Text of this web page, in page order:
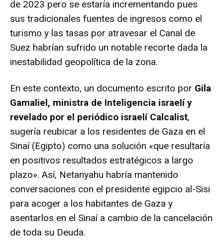
de 2023 pero se estaría incrementando pues
sus tradicionales fuentes de ingresos como el
turismo y las tasas por atravesar el Canal de
Suez habrían sufrido un notable recorte dada la
inestabilidad geopolítica de la zona.
En este contexto, un documento escrito por Gila
Gamaliel, ministra de Inteligencia israelí y
revelado por el periódico israelí Calcalist,
sugería reubicar a los residentes de Gaza en el
Sinaí (Egipto) como una solución «que resultaría
en positivos resultados estratégicos a largo
plazo». Así, Netanyahu habría mantenido
conversaciones con el presidente egipcio al-Sisi
para acoger a los habitantes de Gaza y
asentarlos en el Sinaí a cambio de la cancelación
de toda su Deuda.